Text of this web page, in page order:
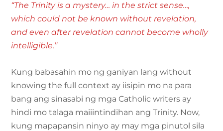
“The Trinity is a mystery… in the strict sense…,
which could not be known without revelation,
and even after revelation cannot become wholly
intelligible.”
Kung babasahin mo ng ganiyan lang without
knowing the full context ay iisipin mo na para
bang ang sinasabi ng mga Catholic writers ay
hindi mo talaga maiiintindihan ang Trinity. Now,
kung mapapansin ninyo ay may mga pinutol sila